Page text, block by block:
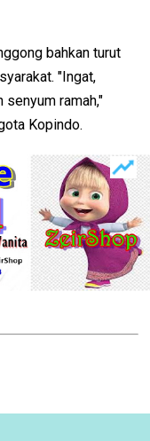
bahkan turut
"Ingat,
ramah,"
Kopindo.